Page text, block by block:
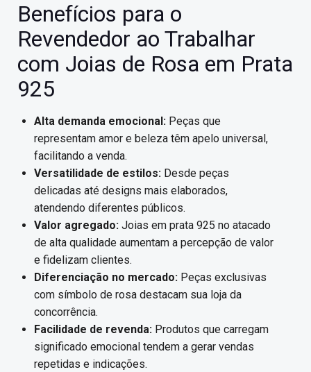
Benefícios para o
Revendedor ao Trabalhar
com Joias de Rosa em Prata
925
Alta demanda emocional: Peças que
representam amor e beleza têm apelo universal,
facilitando a venda.
Versatilidade de estilos: Desde peças
delicadas até designs mais elaborados,
atendendo diferentes públicos.
Valor agregado: Joias em prata 925 no atacado
de alta qualidade aumentam a percepção de valor
e fidelizam clientes.
Diferenciação no mercado: Peças exclusivas
com símbolo de rosa destacam sua loja da
concorrência.
Facilidade de revenda: Produtos que carregam
significado emocional tendem a gerar vendas
repetidas e indicações.